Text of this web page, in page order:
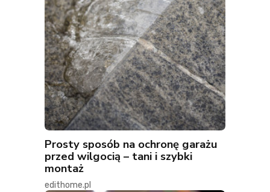
Prosty sposób na ochronę garażu
przed wilgocią – tani i szybki
montaż
edithome.pl